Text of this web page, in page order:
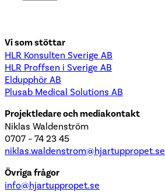
Vi som stöttar
HLR Konsulten Sverige AB
HLR Proffsen i Sverige AB
Eldupphör AB
Plusab Medical Solutions AB
Projektledare och mediakontakt
Niklas Waldenström
0707 – 74 23 45
niklas.waldenstrom@hjartuppropet.se
Övriga frågor
info@hjartuppropet.se